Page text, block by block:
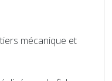
mécanique et